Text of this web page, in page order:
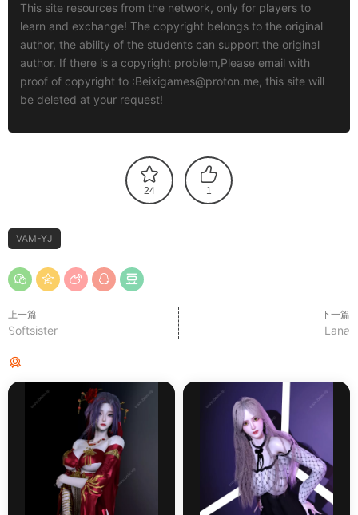
This site resources from the network, only for players to
learn and exchange! The copyright belongs to the original
author, the ability of the students can support the original
author. If there is a copyright problem,Please email with
proof of copyright to :Beixigames@proton.me, this site will
be deleted at your request!
24 1
VAM-YJ
上一篇
Softsister
下一篇
Lana